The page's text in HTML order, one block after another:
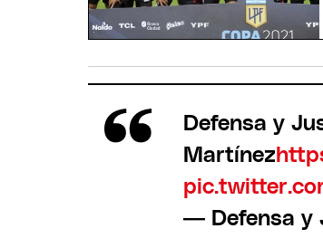
Defensa y
Martínez
— Defensa y